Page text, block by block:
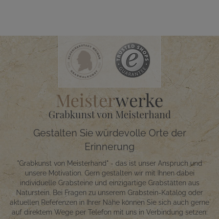
Meisterwerke
Grabkunst von Meisterhand
Gestalten Sie würdevolle Orte der
Erinnerung
"Grabkunst von Meisterhand" - das ist unser Anspruch und
unsere Motivation. Gern gestalten wir mit Ihnen dabei
individuelle Grabsteine und einzigartige Grabstätten aus
Naturstein. Bei Fragen zu unserem Grabstein-Katalog oder
aktuellen Referenzen in Ihrer Nähe können Sie sich auch gerne
auf direktem Wege per Telefon mit uns in Verbindung setzen: